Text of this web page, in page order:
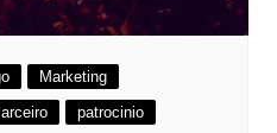
Marketing
patrocinio